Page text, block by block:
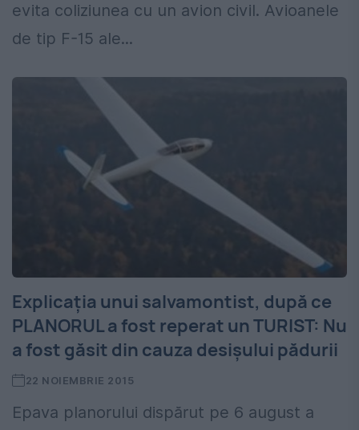
evita coliziunea cu un avion civil. Avioanele
de tip F-15 ale...
Explicaţia unui salvamontist, după ce
PLANORUL a fost reperat un TURIST: Nu
a fost găsit din cauza desişului pădurii
22 NOIEMBRIE 2015
Epava planorului dispărut pe 6 august a